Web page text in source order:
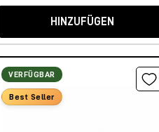
HINZUFÜGEN
VERFÜGBAR
Best Seller